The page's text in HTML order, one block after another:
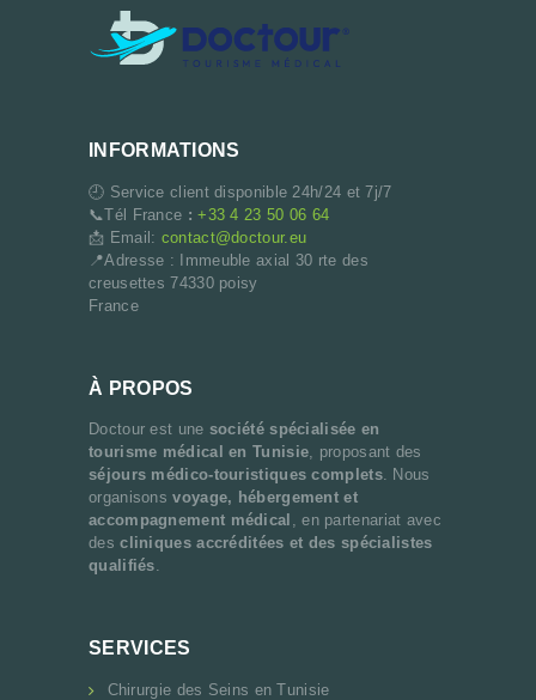
INFORMATIONS
🕘 Service client disponible 24h/24 et 7j/7
📞Tél France : +33 4 23 50 06 64
📩 Email: contact@doctour.eu
📍Adresse : Immeuble axial 30 rte des
creusettes 74330 poisy
France
À PROPOS
Doctour est une société spécialisée en
tourisme médical en Tunisie, proposant des
séjours médico-touristiques complets. Nous
organisonsvoyage, hébergement et
accompagnement médical , en partenariat avec
descliniques accréditées et des spécialistes
qualifiés.
SERVICES
Chirurgie des Seins en Tunisie